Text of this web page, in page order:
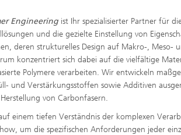
Engineering ist Ihr spezialisierter Partner für
und die gezielte Einstellung von
deren strukturelles Design auf Makro-, Meso-
konzentriert sich dabei auf die vielfältige
Polymere verarbeiten. Wir entwickeln
und Verstärkungsstoffen sowie Additiven
von Carbonfasern.
einem tiefen Verständnis der komplexen
um die spezifischen Anforderungen jeder